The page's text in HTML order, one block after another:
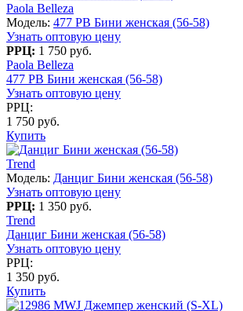
Paola Belleza
Модель: 477 PB Бини женская (56-58)
Узнать оптовую цену
РРЦ: 1 750 руб.
Paola Belleza
477 PB Бини женская (56-58)
Узнать оптовую цену
РРЦ:
1 750 руб.
Купить
Trend
Модель: Данциг Бини женская (56-58)
Узнать оптовую цену
РРЦ: 1 350 руб.
Trend
Данциг Бини женская (56-58)
Узнать оптовую цену
РРЦ:
1 350 руб.
Купить